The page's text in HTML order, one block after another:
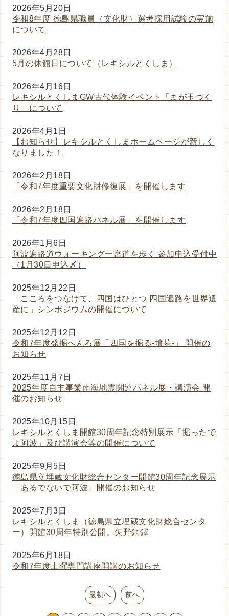
2026年5月20日
令和8年度 徳島県職員（文化財）選考採用試験の実施
について
2026年4月28日
5月の休館日について（レキシルとくしま）
2026年4月16日
レキシルとくしまGW古代体験イベント「まが玉づく
り」について
2026年4月1日
【お知らせ】レキシルとくしまホームページが新しく
なりました！
2026年2月18日
「令和7年度重要文化財修復展」を開催します
2026年2月18日
「令和7年度四国遍路パネル展」を開催します
2026年1月6日
阿波遍路道ウォーキング一宮道を歩く 参加申込受付中
（1月30日申込〆）
2025年12月22日
「こころをつなげて、四国はひとつ 四国遍路を世界遺
産に」シンポジウムの開催について
2025年12月12日
令和7年度発掘へんろ展「四国を掘る-墳墓-」 開催の
お知らせ
2025年11月7日
2025年度自主事業南海地震関連パネル展・講演会 開
催のお知らせ
2025年10月15日
レキシルとくしま開館30周年記念特別展示「掘ったで
よ阿波」及び講演会等の開催について
2025年9月5日
徳島県立埋蔵文化財総合センター開館30周年記念展示
「あるでないで阿波」開催のお知らせ
2025年7月3日
レキシルとくしま（徳島県立埋蔵文化財総合センタ
ー）開館30周年特別公開。矢野銅鐸
2025年6月18日
令和7年度土曜専門講座開講のお知らせ
最初へ 前へ